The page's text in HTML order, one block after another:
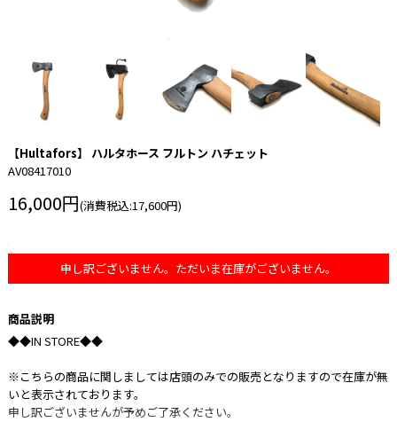
【Hultafors】 ハルタホース フルトン ハチェット
AV08417010
16,000円(消費税込:17,600円)
申し訳ございません。ただいま在庫がございません。
商品説明
◆◆IN STORE◆◆
※こちらの商品に関しましては店頭のみでの販売となりますので在庫が無
いと表示されております。
申し訳ございませんが予めご了承ください。